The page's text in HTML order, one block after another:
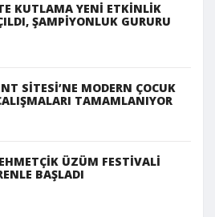
KUTLAMA YENİ ETKİNLİK
ŞAMPİYONLUK GURURU
SİTESİ’NE MODERN ÇOCUK
TAMAMLANIYOR
ÜZÜM FESTİVALİ
BAŞLADI